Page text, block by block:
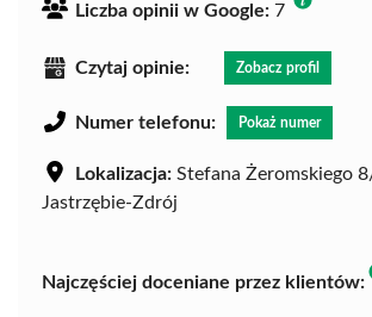
Liczba opinii w Google: 7
Czytaj opinie: Zobacz profil
Numer telefonu: Pokaż numer
Lokalizacja: Stefana Żeromskiego
Jastrzębie-Zdrój
Najczęściej doceniane przez klientów: